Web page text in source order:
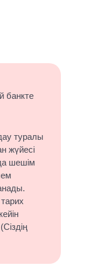
банкте
туралы
жүйесі
шешім